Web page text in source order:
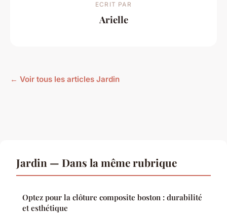
ECRIT PAR
Arielle
← Voir tous les articles Jardin
Jardin — Dans la même rubrique
Optez pour la clôture composite boston : durabilité
et esthétique